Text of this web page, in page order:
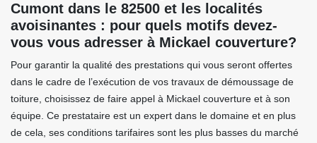
Cumont dans le 82500 et les localités
avoisinantes : pour quels motifs devez-
vous vous adresser à Mickael couverture?
Pour garantir la qualité des prestations qui vous seront offertes
dans le cadre de l’exécution de vos travaux de démoussage de
toiture, choisissez de faire appel à Mickael couverture et à son
équipe. Ce prestataire est un expert dans le domaine et en plus
de cela, ses conditions tarifaires sont les plus basses du marché